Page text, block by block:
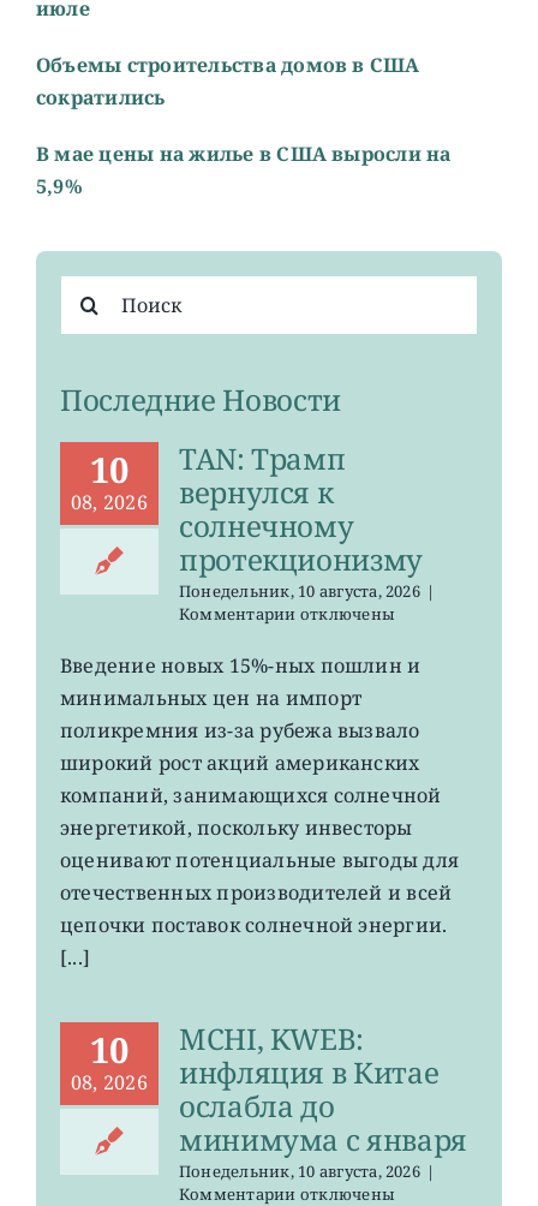
июле
Объемы строительства домов в США
сократились
В мае цены на жилье в США выросли на
5,9%
поиска:
Последние Новости
10
08, 2026
TAN: Трамп
вернулся к
солнечному
протекционизму
Понедельник, 10 августа, 2026 |
Комментариик
TAN:
вернулся
к
протекционизму
отключены
Введение новых 15%-ных пошлин и
минимальных цен на импорт
поликремния из-за рубежа вызвало
широкий рост акций американских
компаний, занимающихся солнечной
энергетикой, поскольку инвесторы
оценивают потенциальные выгоды для
отечественных производителей и всей
цепочки поставок солнечной энергии.
[...]
10
08, 2026
MCHI, KWEB:
инфляция в Китае
ослабла до
минимума с января
Понедельник, 10 августа, 2026 |
Комментариикотключены